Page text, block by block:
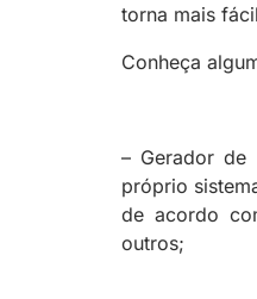
torna mais
Conheça
– Gerador de
próprio
de acordo
outros;